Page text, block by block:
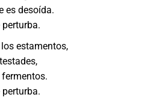
es desoída.
estamentos,